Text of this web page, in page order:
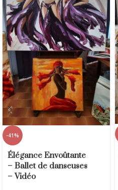
-41%
Élégance Envoûtante
– Ballet de danseuses
– Vidéo